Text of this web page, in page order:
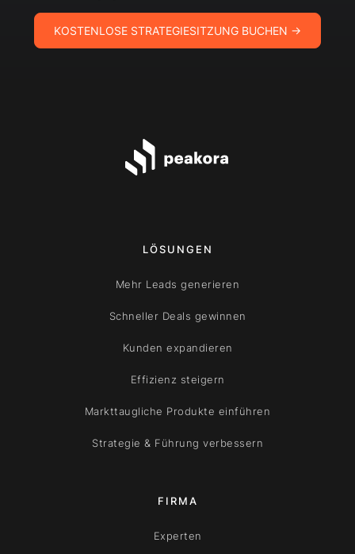
KOSTENLOSE STRATEGIESITZUNG BUCHEN →
LÖSUNGEN
Mehr Leads generieren
Schneller Deals gewinnen
Kunden expandieren
Effizienz steigern
Markttaugliche Produkte einführen
Strategie & Führung verbessern
FIRMA
Experten